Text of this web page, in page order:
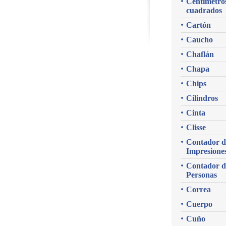
cuadrados
Cartón
Caucho
Chaflán
Chapa
Chips
Cilindros
Cinta
Clisse
Contador
Contador
Personas
Correa
Cuerpo
Cuño